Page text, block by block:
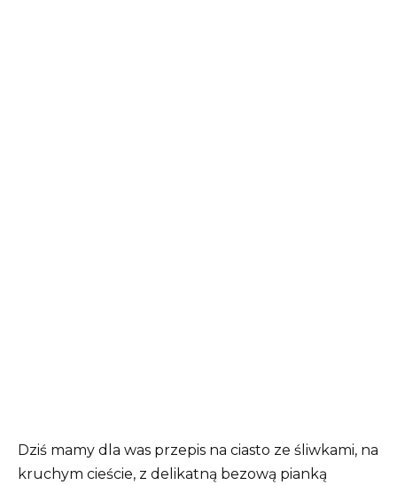
Dziś mamy dla was przepis na ciasto ze śliwkami, na
kruchym cieście, z delikatną bezową pianką